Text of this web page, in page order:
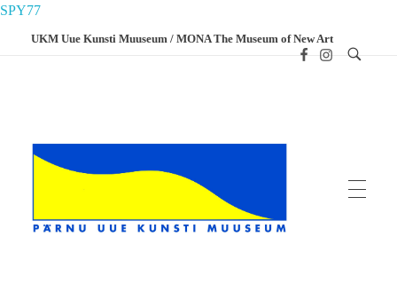
SPY77
UKM Uue Kunsti Muuseum / MONA The Museum of New Art
Postkaardid